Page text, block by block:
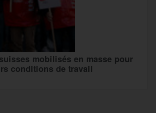
mobilisés en masse pour
conditions de travail